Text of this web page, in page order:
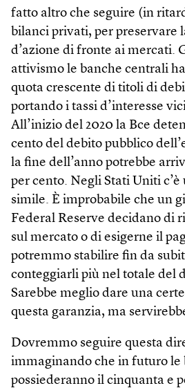
fatto altro che seguire (in
bilanci privati, per preservare
d’azione di fronte ai mercati.
attivismo le banche centrali
quota crescente di titoli di
portando i tassi d’interesse
All’inizio del 2020 la Bce
cento del debito pubblico
la fine dell’anno potrebbe
per cento. Negli Stati Uniti c’è
simile. È improbabile che un
Federal Reserve decidano di
sul mercato o di esigerne il
potremmo stabilire fin da
conteggiarli più nel totale del
Sarebbe meglio dare una
questa garanzia, ma
Dovremmo seguire questa
immaginando che in futuro le
possiederanno il cinquanta e